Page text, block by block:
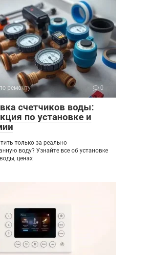
ремонту 0
счетчиков воды:
по установке и
только за реально
воду? Узнайте все об установке
ценах